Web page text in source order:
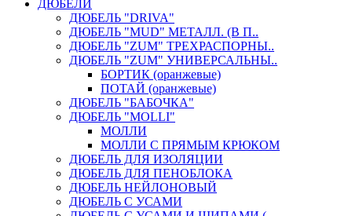
ДЮБЕЛИ
ДЮБЕЛЬ "DRIVA"
ДЮБЕЛЬ "MUD" МЕТАЛЛ. (В П..
ДЮБЕЛЬ "ZUM" ТРЕХРАСПОРНЫ..
ДЮБЕЛЬ "ZUM" УНИВЕРСАЛЬНЫ..
БОРТИК (оранжевые)
ПОТАЙ (оранжевые)
ДЮБЕЛЬ "БАБОЧКА"
ДЮБЕЛЬ "МOLLI"
МОЛЛИ
МОЛЛИ С ПРЯМЫМ КРЮКОМ
ДЮБЕЛЬ ДЛЯ ИЗОЛЯЦИИ
ДЮБЕЛЬ ДЛЯ ПЕНОБЛОКА
ДЮБЕЛЬ НЕЙЛОНОВЫЙ
ДЮБЕЛЬ С УСАМИ